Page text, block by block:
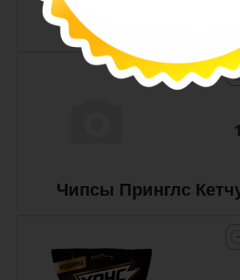
Чипсы Лейс Краб
-
Чипсы Принглс